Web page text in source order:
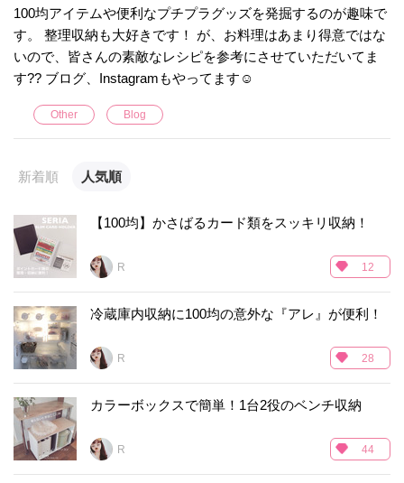
100均アイテムや便利なプチプラグッズを発掘するのが趣味で
す。 整理収納も大好きです！ が、お料理はあまり得意ではな
いので、皆さんの素敵なレシピを参考にさせていただいてま
す?? ブログ、Instagramもやってます☺︎
Other Blog
新着順 人気順
【100均】かさばるカード類をスッキリ収納！
R___ 12
冷蔵庫内収納に100均の意外な『アレ』が便利！
R___ 28
カラーボックスで簡単！1台2役のベンチ収納
R___ 44